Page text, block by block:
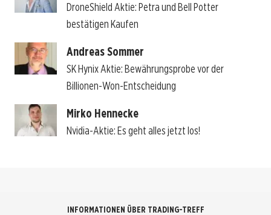
DroneShield Aktie: Petra und Bell Potter
bestätigen Kaufen
Andreas Sommer
SK Hynix Aktie: Bewährungsprobe vor der
Billionen-Won-Entscheidung
Mirko Hennecke
Nvidia-Aktie: Es geht alles jetzt los!
INFORMATIONEN ÜBER TRADING-TREFF